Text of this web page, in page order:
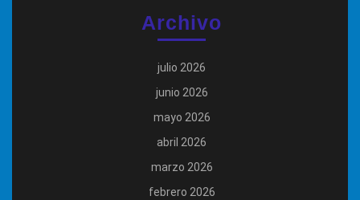
Archivo
julio 2026
junio 2026
mayo 2026
abril 2026
marzo 2026
febrero 2026